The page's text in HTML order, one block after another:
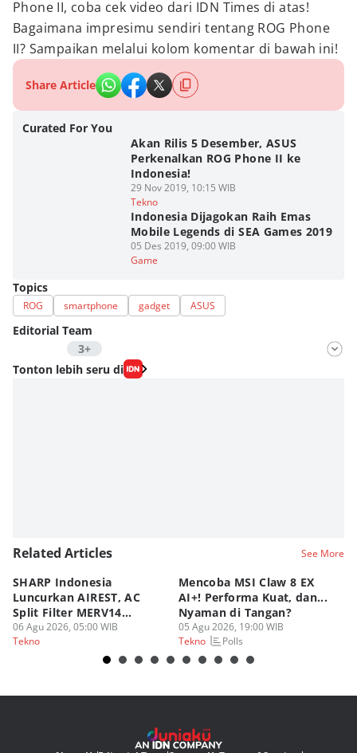
Phone II, coba cek video dari IDN Times di atas!
Bagaimana impresimu sendiri tentang ROG Phone
II? Sampaikan melalui kolom komentar di bawah ini!
Share Article
Curated For You
Akan Rilis 5 Desember, ASUS
Perkenalkan ROG Phone II ke
Indonesia!
29 Nov 2019, 10:15 WIB
Tekno
Indonesia Dijagokan Raih Emas
Mobile Legends di SEA Games 2019
05 Des 2019, 09:00 WIB
Game
Topics
ROG smartphone gadget ASUS
Editorial Team
3+
Editor
Antonius Putu Satria
Tonton lebih seru di
Related Articles See More
SHARP Indonesia
Luncurkan AIREST, AC
Split Filter MERV14
Perdana!
06 Agu 2026, 05:00 WIB
Tekno
Mencoba MSI Claw 8 EX
AI+! Performa Kuat, dan...
Nyaman di Tangan?
05 Agu 2026, 19:00 WIB
Tekno
Polls